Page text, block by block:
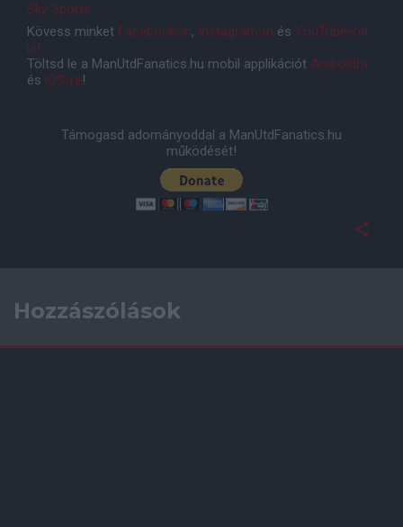
Sky Sports
Kövess minket Facebookon, Instagramon és YouTube-on
is!
Töltsd le a ManUtdFanatics.hu mobil applikációt Androidra
és iOS-re!
Támogasd adományoddal a ManUtdFanatics.hu
működését!
Hozzászólások